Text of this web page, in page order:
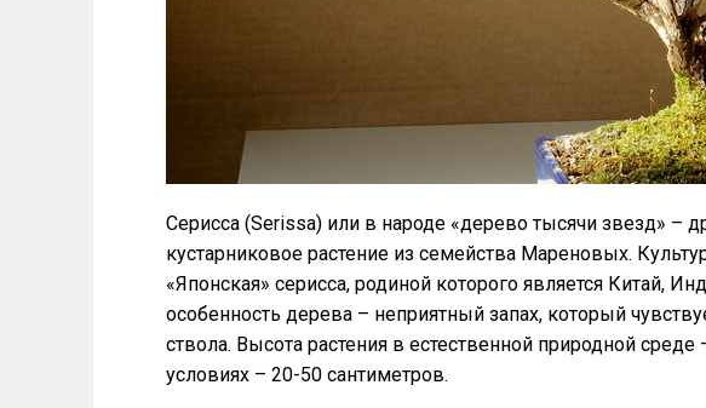
Серисса (Serissa) или в народе «дерево тысячи звезд» –
кустарниковое растение из семейства Мареновых.
«Японская» серисса, родиной которого является Китай,
особенность дерева – неприятный запах, который
ствола. Высота растения в естественной природной
условиях – 20-50 сантиметров.